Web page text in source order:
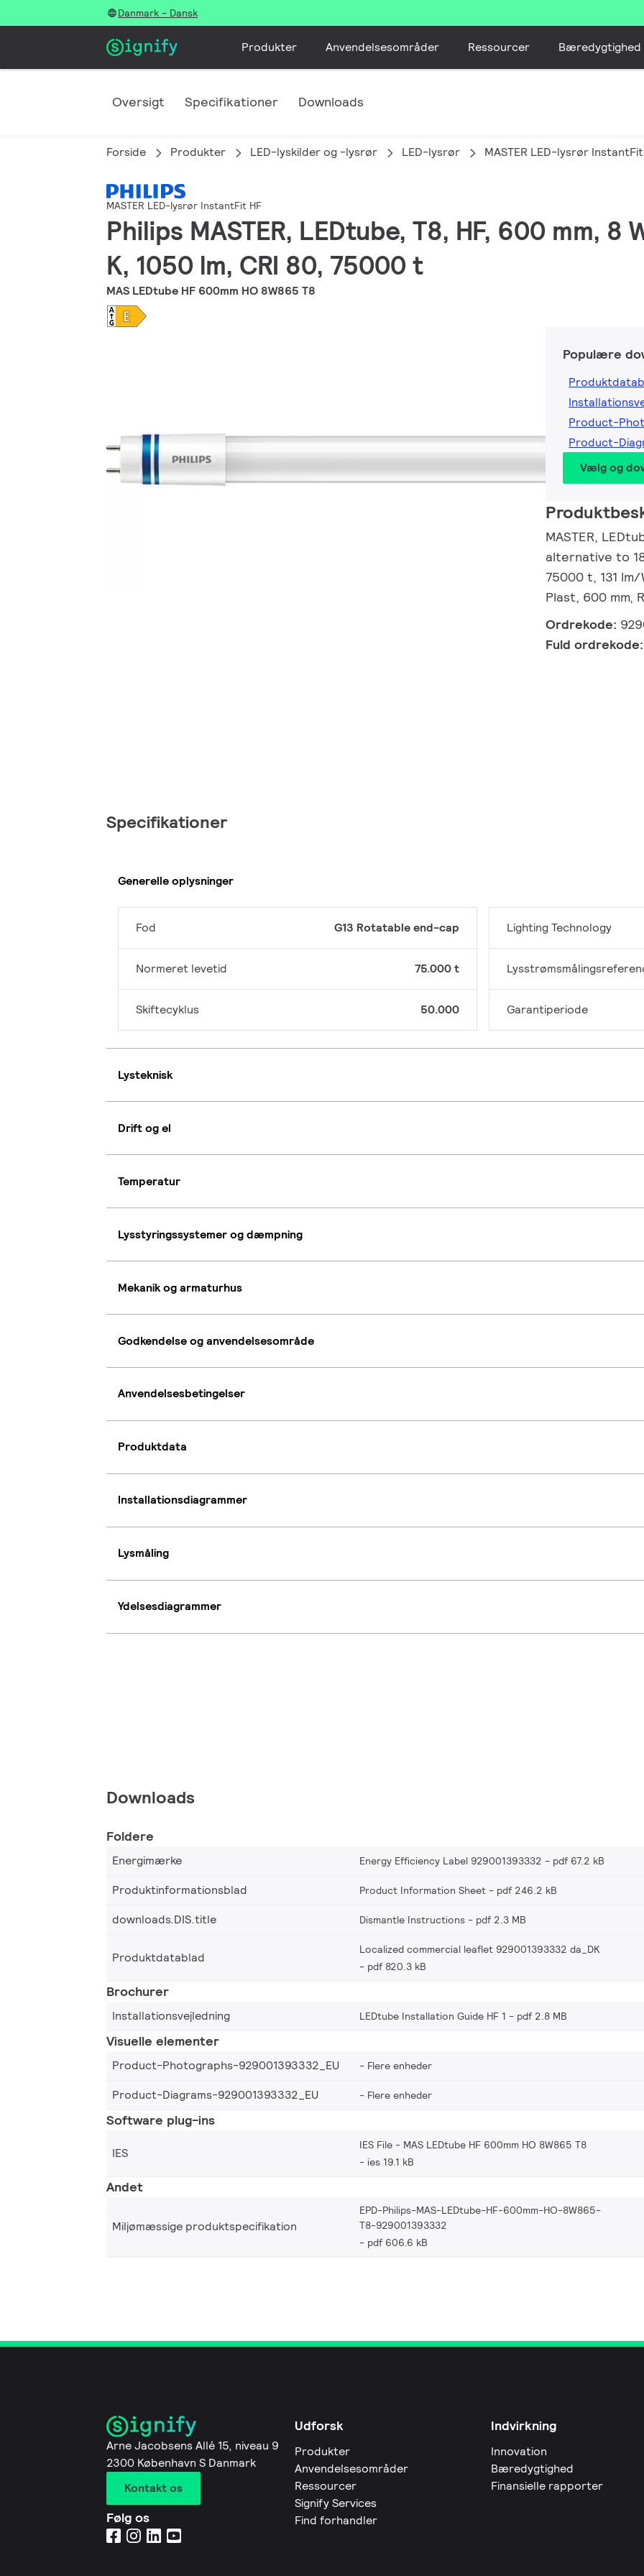
Danmark - Dansk
Produkter Anvendelsesområder Ressourcer Bæredygtighed
Oversigt Specifikationer Downloads
Forside Produkter LED-lyskilder og -lysrør LED-lysrør MASTER LED-lysrør
MASTER LED-lysrør InstantFit HF
Philips MASTER, LEDtube, T8, HF, 600 mm, 8
K, 1050 lm, CRI 80, 75000 t
MAS LEDtube HF 600mm HO 8W865 T8
Populære
Product-
Product-
Vælg og
MASTER,
alternative to
75000 t, 131
Plast, 600 mm,
Ordrekode:
Fuld ordrekode:
Specifikationer
Generelle oplysninger
Fod G13 Rotatable end-cap
Normeret levetid 75.000 t
Skiftecyklus 50.000
Lighting Technology
Garantiperiode
Lysteknisk
Drift og el
Temperatur
Lysstyringssystemer og dæmpning
Mekanik og armaturhus
Godkendelse og anvendelsesområde
Anvendelsesbetingelser
Produktdata
Installationsdiagrammer
Lysmåling
Ydelsesdiagrammer
Downloads
Foldere
Energimærke Energy Efficiency Label 929001393332 pdf 67.2 kB
Produktinformationsblad
Product Information Sheet pdf 246.2 kB
downloads.DIS.title
Dismantle Instructions pdf 2.3 MB
Produktdatablad
Localized commercial leaflet 929001393332 da_DK
pdf 820.3 kB
Brochurer
Installationsvejledning LEDtube Installation Guide HF 1 pdf 2.8 MB
Visuelle elementer
Product-Photographs-929001393332_EU Flere enheder
Product-Diagrams-929001393332_EU
Flere enheder
Software plug-ins
IES
IES File - MAS LEDtube HF 600mm HO 8W865 T8
ies 19.1 kB
Andet
Miljømæssige produktspecifikation
EPD-Philips-MAS-LEDtube-HF-600mm-HO-8W865-
T8-929001393332
pdf 606.6 kB
Arne Jacobsens Allé 15, niveau 9
2300 København S Danmark
Kontakt os
Følg os
Udforsk
Produkter
Anvendelsesområder
Ressourcer
Signify Services
Find forhandler
Indvirkning
Innovation
Bæredygtighed
Finansielle rapporter